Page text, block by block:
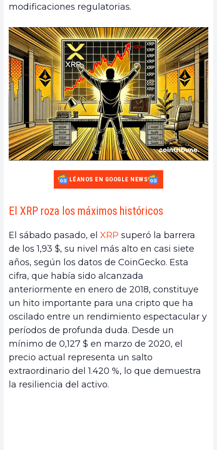
modificaciones regulatorias.
LÉANOS EN GOOGLE NEWS
El XRP roza los máximos históricos
El sábado pasado, el XRP superó la barrera
de los 1,93 $, su nivel más alto en casi siete
años, según los datos de CoinGecko. Esta
cifra, que había sido alcanzada
anteriormente en enero de 2018, constituye
un hito importante para una cripto que ha
oscilado entre un rendimiento espectacular y
períodos de profunda duda. Desde un
mínimo de 0,127 $ en marzo de 2020, el
precio actual representa un salto
extraordinario del 1.420 %, lo que demuestra
la resiliencia del activo.